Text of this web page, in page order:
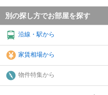
別の探し方でお部屋を探す
沿線・駅から
家賃相場から
物件特集から